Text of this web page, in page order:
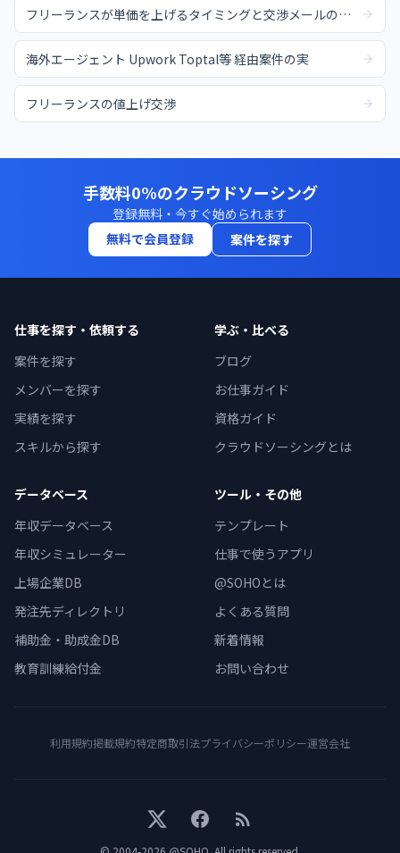
フリーランスが単価を上げるタイミングと交渉メールの例文
海外エージェント Upwork Toptal等 経由案件の実
フリーランスの値上げ交渉
手数料0%のクラウドソーシング
登録無料・今すぐ始められます
無料で会員登録
案件を探す
仕事を探す・依頼する
案件を探す
メンバーを探す
実績を探す
スキルから探す
学ぶ・比べる
ブログ
お仕事ガイド
資格ガイド
クラウドソーシングとは
データベース
年収データベース
年収シミュレーター
上場企業DB
発注先ディレクトリ
補助金・助成金DB
教育訓練給付金
ツール・その他
テンプレート
仕事で使うアプリ
@SOHOとは
よくある質問
新着情報
お問い合わせ
利用規約掲載規約特定商取引法プライバシーポリシー運営会社
X Facebook
RSS